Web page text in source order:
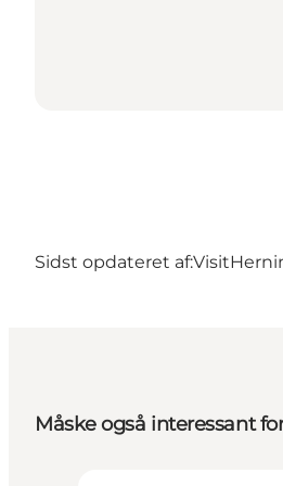
Sidst opdateret af:
Måske også interessant